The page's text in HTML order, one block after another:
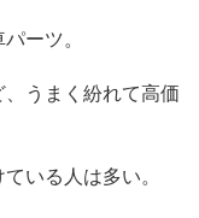
ーツ。
うまく紛れて高価
いる人は多い。